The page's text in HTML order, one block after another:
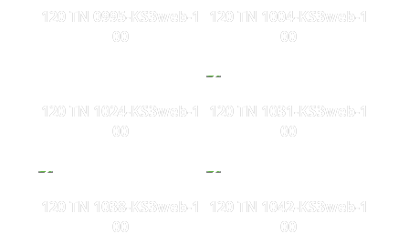
120 TN 0995-KS3web-1
00
120 TN 1004-KS3web-1
00
120 TN 1024-KS3web-1
00
120 TN 1031-KS3web-1
00
120 TN 1038-KS3web-1
00
120 TN 1042-KS3web-1
00